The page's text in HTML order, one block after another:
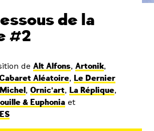
de la
#2
de Alt Alfons, Artonik,
Aléatoire, Le Dernier
, Ornic'art, La Réplique,
& Euphonia et